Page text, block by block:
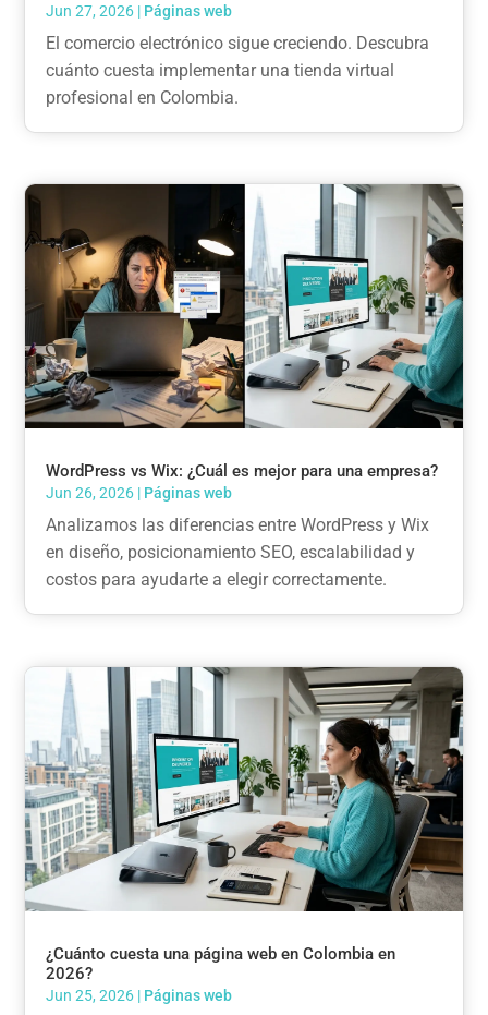
Jun 27, 2026 | Páginas web
El comercio electrónico sigue creciendo. Descubra
cuánto cuesta implementar una tienda virtual
profesional en Colombia.
WordPress vs Wix: ¿Cuál es mejor para una empresa?
Jun 26, 2026 | Páginas web
Analizamos las diferencias entre WordPress y Wix
en diseño, posicionamiento SEO, escalabilidad y
costos para ayudarte a elegir correctamente.
¿Cuánto cuesta una página web en Colombia en
2026?
Jun 25, 2026 | Páginas web